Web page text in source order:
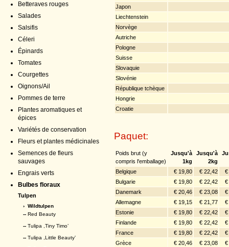
Betteraves rouges
Salades
Salsifis
Céleri
Épinards
Tomates
Courgettes
Oignons/Ail
Pommes de terre
Plantes aromatiques et
épices
Variétés de conservation
Fleurs et plantes médicinales
Semences de fleurs
sauvages
Engrais verts
Bulbes floraux
Tulpen
› Wildtulpen
-- Red Beauty
-- Tulipa ,Tiny Timo’
-- Tulipa ,Little Beauty’
Japon
Liechtenstein
Norvège
Autriche
Pologne
Suisse
Slovaquie
Slovénie
République tchèque
Hongrie
Croatie
Paquet:
Poids brut (y
compris l'emballage)
Jusqu'à
1kg
Jusqu'à
2kg
Belgique € 19,80 € 22,42
€
Bulgarie
€ 19,80 € 22,42
€
Danemark
€ 20,46 € 23,08
€
Allemagne
€ 19,15 € 21,77
€
Estonie
€ 19,80 € 22,42
€
Finlande
€ 19,80 € 22,42
€
France
€ 19,80 € 22,42
€
Grèce
€ 20,46 € 23,08
€